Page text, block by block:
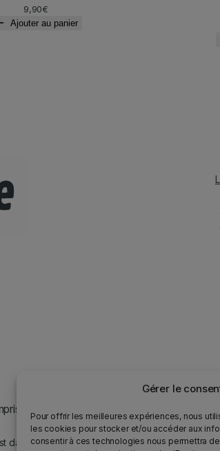
Gérer le
Pour offrir les meilleures expériences, nous
les cookies pour stocker et/ou accéder aux
consentir à ces technologies nous permettra
9,90€
Ajouter au panier
les jours fériés.
dangereux pour la santé et qu’il doit être